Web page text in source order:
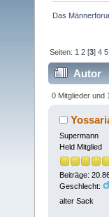
Das
Seiten: 1 2 [3]4 5
Autor
(Gelesen
0 Mitglieder und
Supermann
Held Mitglied
Beiträge:
Geschlecht:
alter Sack